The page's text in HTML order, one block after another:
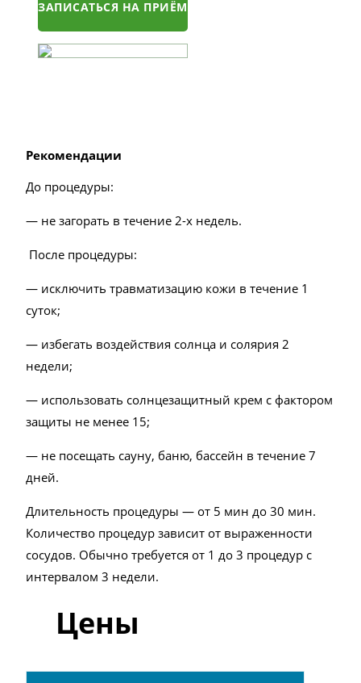
ЗАПИСАТЬСЯ НА ПРИЁМ
Рекомендации
До процедуры:
— не загорать в течение 2-х недель.
После процедуры:
— исключить травматизацию кожи в течение 1
суток;
— избегать воздействия солнца и солярия 2
недели;
— использовать солнцезащитный крем с фактором
защиты не менее 15;
— не посещать сауну, баню, бассейн в течение 7
дней.
Длительность процедуры — от 5 мин до 30 мин.
Количество процедур зависит от выраженности
сосудов. Обычно требуется от 1 до 3 процедур с
интервалом 3 недели.
Цены